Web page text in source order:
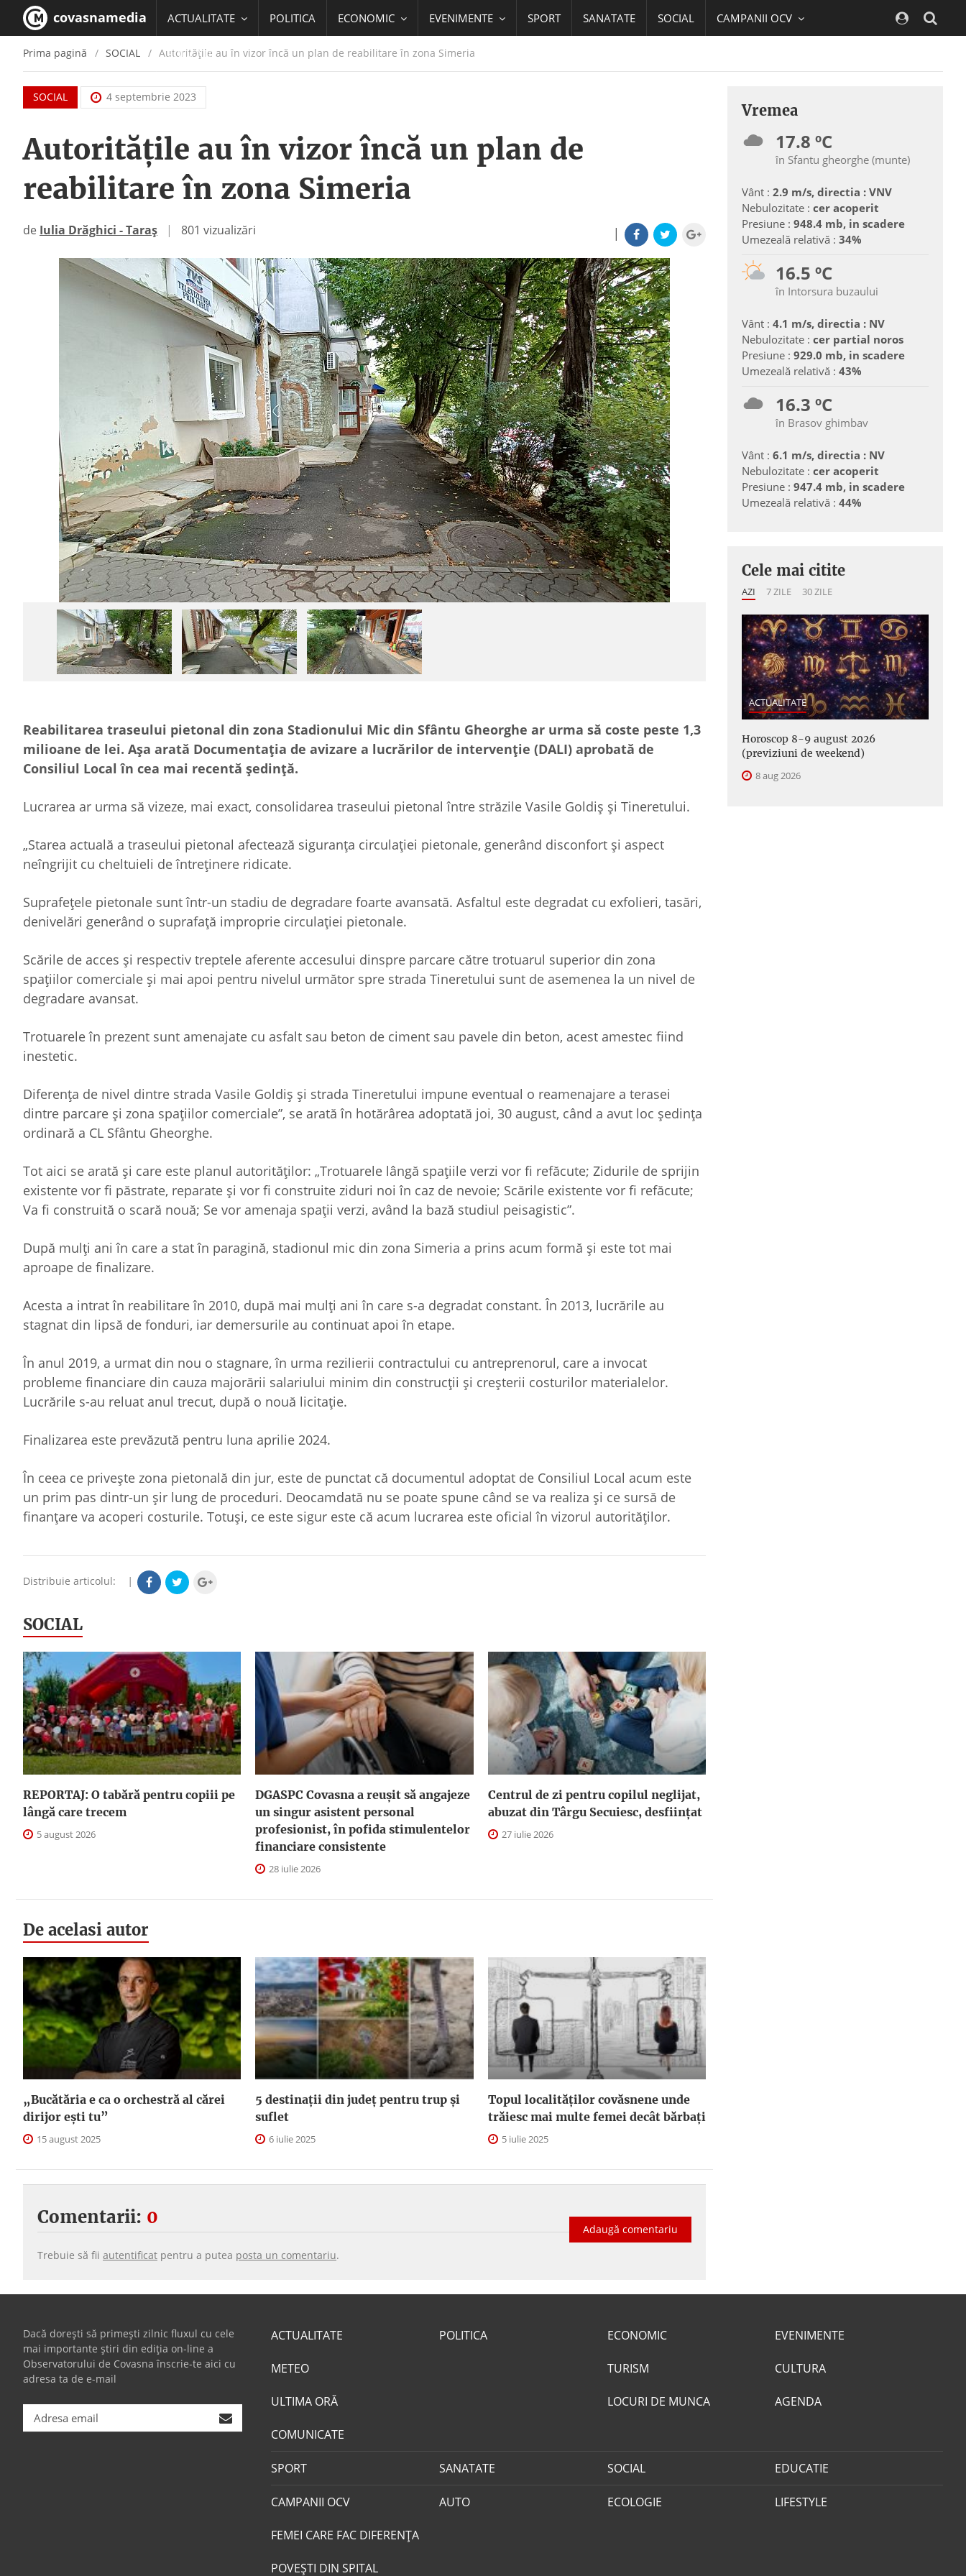
covasnamedia ACTUALITATE POLITICA ECONOMIC EVENIMENTE SPORT SANATATE SOCIAL CAMPANII OCV
EDUCATIE
Prima pagină SOCIAL Autoritățile au în vizor încă un plan de reabilitare în zona Simeria
SOCIAL 4 septembrie 2023
Autoritățile au în vizor încă un plan de
reabilitare în zona Simeria
|
de Iulia Drăghici - Taraș | 801 vizualizări
Reabilitarea traseului pietonal din zona Stadionului Mic din Sfântu Gheorghe ar urma să coste peste 1,3
milioane de lei. Așa arată Documentația de avizare a lucrărilor de intervenție (DALI) aprobată de
Consiliul Local în cea mai recentă ședință.
Lucrarea ar urma să vizeze, mai exact, consolidarea traseului pietonal între străzile Vasile Goldiș și Tineretului.
„Starea actuală a traseului pietonal afectează siguranța circulației pietonale, generând disconfort şi aspect
neîngrijit cu cheltuieli de întreținere ridicate.
Suprafețele pietonale sunt într-un stadiu de degradare foarte avansată. Asfaltul este degradat cu exfolieri, tasări,
denivelări generând o suprafață improprie circulației pietonale.
Scările de acces şi respectiv treptele aferente accesului dinspre parcare către trotuarul superior din zona
spațiilor comerciale şi mai apoi pentru nivelul următor spre strada Tineretului sunt de asemenea la un nivel de
degradare avansat.
Trotuarele în prezent sunt amenajate cu asfalt sau beton de ciment sau pavele din beton, acest amestec fiind
inestetic.
Diferența de nivel dintre strada Vasile Goldiş şi strada Tineretului impune eventual o reamenajare a terasei
dintre parcare şi zona spațiilor comerciale”, se arată în hotărârea adoptată joi, 30 august, când a avut loc ședința
ordinară a CL Sfântu Gheorghe.
Tot aici se arată și care este planul autorităților: „Trotuarele lângă spațiile verzi vor fi refăcute; Zidurile de sprijin
existente vor fi păstrate, reparate și vor fi construite ziduri noi în caz de nevoie; Scările existente vor fi refăcute;
Va fi construită o scară nouă; Se vor amenaja spații verzi, având la bază studiul peisagistic”.
După mulți ani în care a stat în paragină, stadionul mic din zona Simeria a prins acum formă și este tot mai
aproape de finalizare.
Acesta a intrat în reabilitare în 2010, după mai mulți ani în care s-a degradat constant. În 2013, lucrările au
stagnat din lipsă de fonduri, iar demersurile au continuat apoi în etape.
În anul 2019, a urmat din nou o stagnare, în urma rezilierii contractului cu antreprenorul, care a invocat
probleme financiare din cauza majorării salariului minim din construcţii şi creşterii costurilor materialelor.
Lucrările s-au reluat anul trecut, după o nouă licitaţie.
Finalizarea este prevăzută pentru luna aprilie 2024.
În ceea ce privește zona pietonală din jur, este de punctat că documentul adoptat de Consiliul Local acum este
un prim pas dintr-un șir lung de proceduri. Deocamdată nu se poate spune când se va realiza și ce sursă de
finanțare va acoperi costurile. Totuși, ce este sigur este că acum lucrarea este oficial în vizorul autorităților.
Distribuie articolul: |
SOCIAL
REPORTAJ: O tabără pentru copiii pe
lângă care trecem
5 august 2026
DGASPC Covasna a reuşit să angajeze
un singur asistent personal
profesionist, în pofida stimulentelor
financiare consistente
28 iulie 2026
Centrul de zi pentru copilul neglijat,
abuzat din Târgu Secuiesc, desfiinţat
27 iulie 2026
De acelasi autor
„Bucătăria e ca o orchestră al cărei
dirijor ești tu”
15 august 2025
5 destinații din județ pentru trup și
suflet
6 iulie 2025
Topul localităților covăsnene unde
trăiesc mai multe femei decât bărbați
5 iulie 2025
Comentarii: 0
Adaugă comentariu
Trebuie să fii autentificat pentru a putea posta un comentariu.
Vremea
17.8 ºC
în Sfantu gheorghe (munte)
Vânt : 2.9 m/s, directia : VNV
Nebulozitate : cer acoperit
Presiune : 948.4 mb, in scadere
Umezeală relativă : 34%
16.5 ºC
în Intorsura buzaului
Vânt : 4.1 m/s, directia : NV
Nebulozitate : cer partial noros
Presiune : 929.0 mb, in scadere
Umezeală relativă : 43%
16.3 ºC
în Brasov ghimbav
Vânt : 6.1 m/s, directia : NV
Nebulozitate : cer acoperit
Presiune : 947.4 mb, in scadere
Umezeală relativă : 44%
Cele mai citite
AZI 7 ZILE 30 ZILE
ACTUALITATE
Horoscop 8-9 august 2026
(previziuni de weekend)
8 aug 2026
Dacă dorești să primești zilnic fluxul cu cele
mai importante știri din ediția on-line a
Observatorului de Covasna înscrie-te aici cu
adresa ta de e-mail
ACTUALITATE
METEO
ULTIMA ORĂ
COMUNICATE
POLITICA ECONOMIC
TURISM
LOCURI DE MUNCA
EVENIMENTE
CULTURA
AGENDA
SPORT SANATATE SOCIAL EDUCATIE
CAMPANII OCV
FEMEI CARE FAC DIFERENȚA
POVEŞTI DIN SPITAL
AUTO ECOLOGIE LIFESTYLE